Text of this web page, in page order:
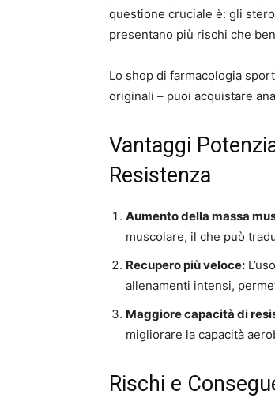
questione cruciale è: gli
presentano più rischi che
Lo shop di farmacologia
originali – puoi acquistare
Vantaggi
Resistenza
Aumento della massa
muscolare, il che può
Recupero più veloce:
allenamenti intensi,
Maggiore capacità di
migliorare la capacità
Rischi e